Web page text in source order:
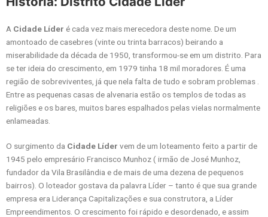
A Cidade Líder é cada vez mais merecedora deste nome. De um
amontoado de casebres (vinte ou trinta barracos) beirando a
miserabilidade da década de 1950, transformou-se em um distrito. Para
se ter ideia do crescimento, em 1979 tinha 18 mil moradores. É uma
região de sobreviventes, já que nela falta de tudo e sobram problemas .
Entre as pequenas casas de alvenaria estão os templos de todas as
religiões e os bares, muitos bares espalhados pelas vielas normalmente
enlameadas.
O surgimento da Cidade Líder vem de um loteamento feito a partir de
1945 pelo empresário Francisco Munhoz ( irmão de José Munhoz,
fundador da Vila Brasilândia e de mais de uma dezena de pequenos
bairros). O loteador gostava da palavra Líder – tanto é que sua grande
empresa era Liderança Capitalizações e sua construtora, a Líder
Empreendimentos. O crescimento foi rápido e desordenado, e assim